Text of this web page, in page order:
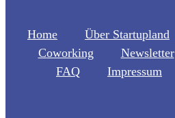
Home Über Startupland
Coworking
Newsletter
FAQ
Impressum